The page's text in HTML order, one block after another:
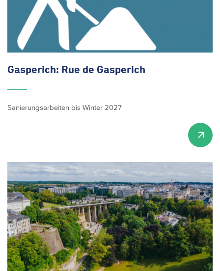
Gasperich: Rue de Gasperich
Sanierungsarbeiten bis Winter 2027